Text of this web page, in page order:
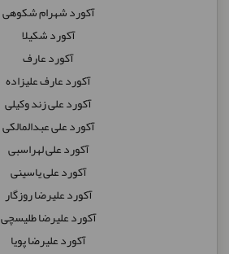
آکورد شهرام شکوهی
آکورد شکیلا
آکورد عارف
آکورد عارف علیزاده
آکورد علی زند وکیلی
آکورد علی عبدالمالکی
آکورد علی لهراسبی
آکورد علی یاسینی
آکورد علیرضا روزگار
آکورد علیرضا طلیسچی
آکورد علیرضا پویا